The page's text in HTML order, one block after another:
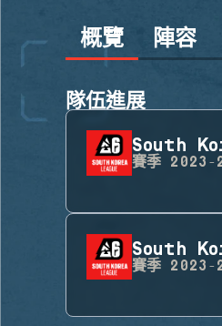
概覽 陣容
隊伍進展
South
賽季 2023-
South
賽季 2023-